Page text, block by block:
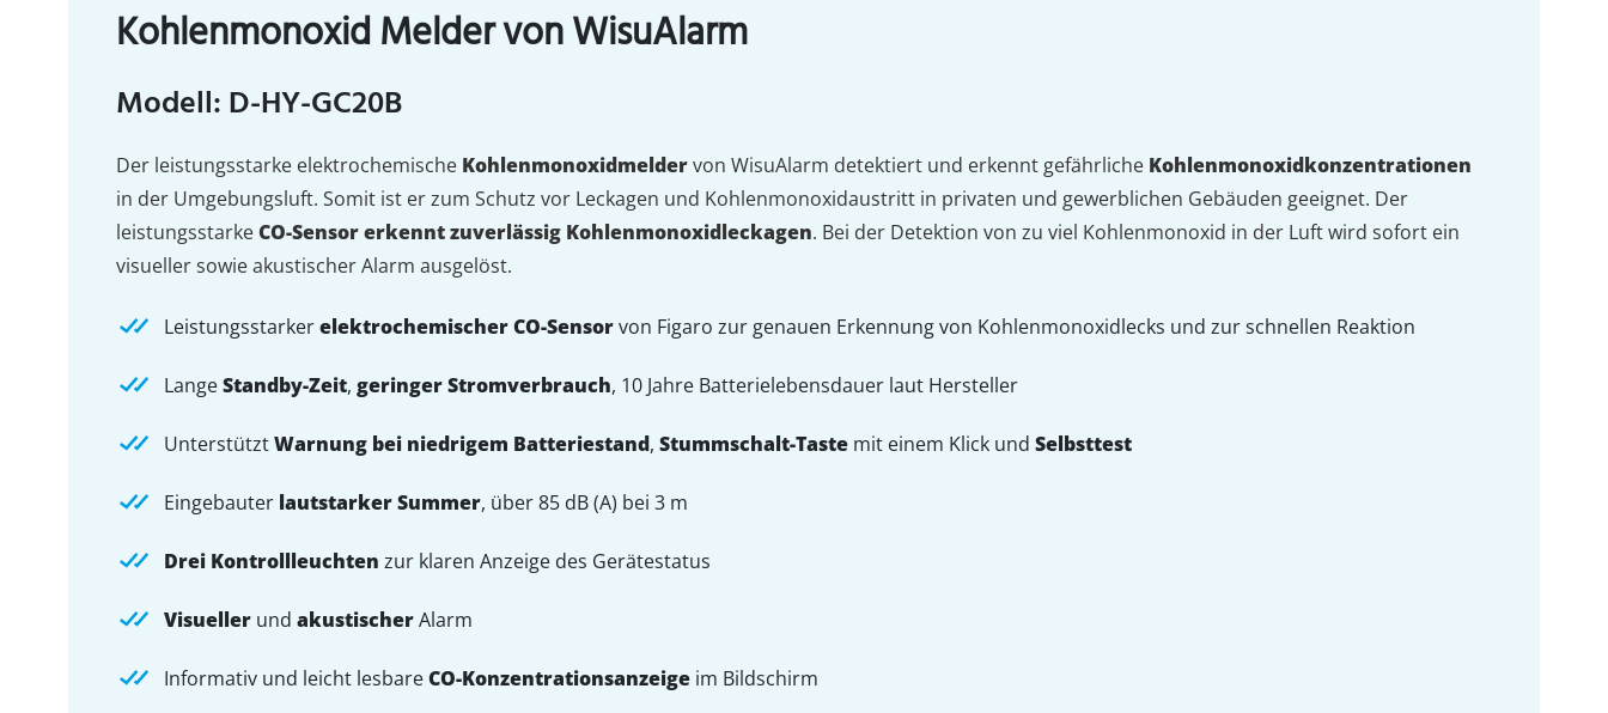
Kohlenmonoxid Melder von WisuAlarm
Modell: D-HY-GC20B
Der leistungsstarke elektrochemische Kohlenmonoxidmeldervon WisuAlarm detektiert und erkennt gefährliche Kohlenmonoxidkonzentrationen
in der Umgebungsluft. Somit ist er zum Schutz vor Leckagen und Kohlenmonoxidaustritt in privaten und gewerblichen Gebäuden geeignet. Der
leistungsstarkeCO-Sensor erkennt zuverlässig Kohlenmonoxidleckagen. Bei der Detektion von zu viel Kohlenmonoxid in der Luft wird sofort ein
visueller sowie akustischer Alarm ausgelöst.
Leistungsstarkerelektrochemischer CO-Sensorvon Figaro zur genauen Erkennung von Kohlenmonoxidlecks und zur schnellen Reaktion
LangeStandby-Zeit, geringer Stromverbrauch, 10 Jahre Batterielebensdauer laut Hersteller
UnterstütztWarnung bei niedrigem Batteriestand, Stummschalt-Taste mit einem Klick und Selbsttest
Eingebauter lautstarker Summer, über 85 dB (A) bei 3 m
Drei Kontrollleuchten zur klaren Anzeige des Gerätestatus
Visueller und akustischerAlarm
Informativ und leicht lesbareCO-Konzentrationsanzeige im Bildschirm